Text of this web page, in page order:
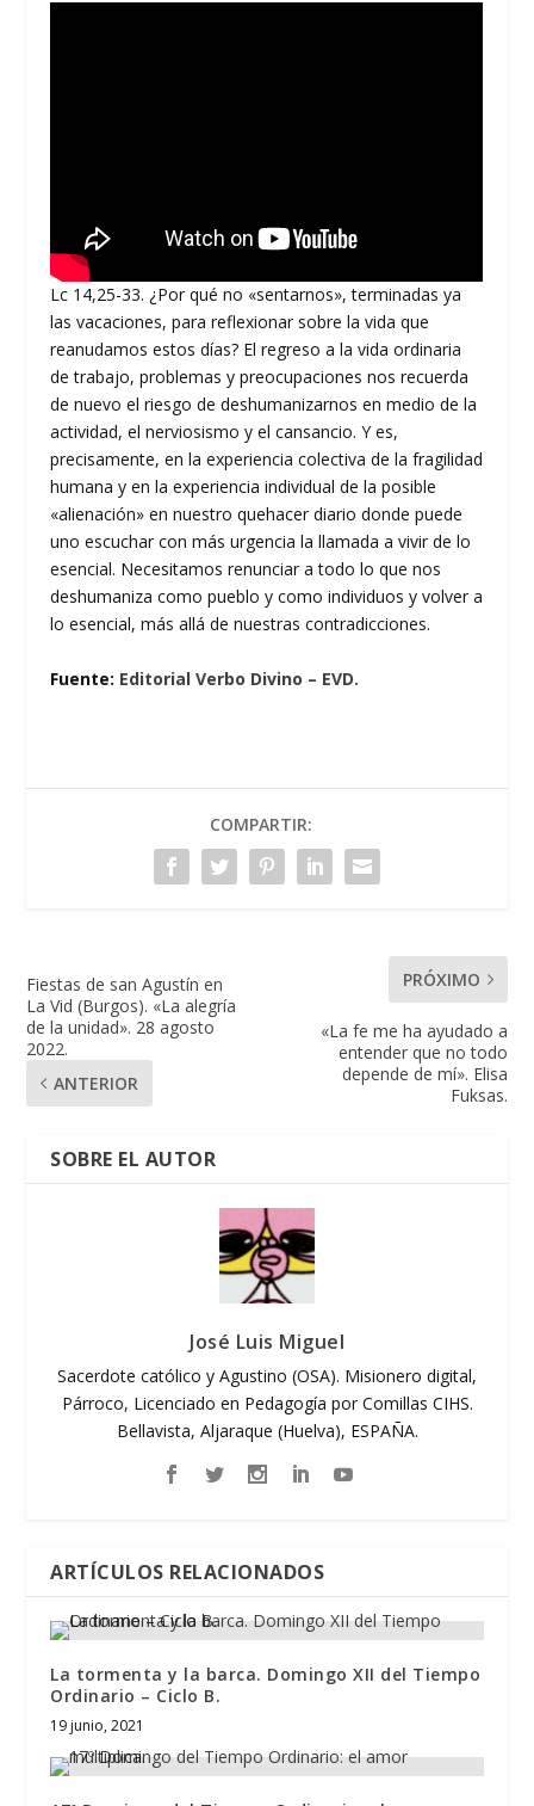
Lc 14,25-33. ¿Por qué no «sentarnos», terminadas ya
las vacaciones, para reflexionar sobre la vida que
reanudamos estos días? El regreso a la vida ordinaria
de trabajo, problemas y preocupaciones nos recuerda
de nuevo el riesgo de deshumanizarnos en medio de la
actividad, el nerviosismo y el cansancio. Y es,
precisamente, en la experiencia colectiva de la fragilidad
humana y en la experiencia individual de la posible
«alienación» en nuestro quehacer diario donde puede
uno escuchar con más urgencia la llamada a vivir de lo
esencial. Necesitamos renunciar a todo lo que nos
deshumaniza como pueblo y como individuos y volver a
lo esencial, más allá de nuestras contradicciones.
Fuente: Editorial Verbo Divino – EVD.
COMPARTIR:
Fiestas de san Agustín en
La Vid (Burgos). «La alegría
de la unidad». 28 agosto
2022.
ANTERIOR
PRÓXIMO
«La fe me ha ayudado a
entender que no todo
depende de mí». Elisa
Fuksas.
SOBRE EL AUTOR
José Luis Miguel
Sacerdote católico y Agustino (OSA). Misionero digital,
Párroco, Licenciado en Pedagogía por Comillas CIHS.
Bellavista, Aljaraque (Huelva), ESPAÑA.
ARTÍCULOS RELACIONADOS
La tormenta y la barca. Domingo XII del Tiempo
Ordinario – Ciclo B.
19 junio, 2021